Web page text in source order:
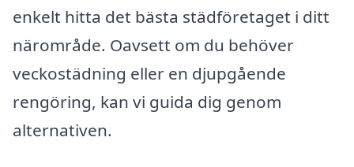
enkelt hitta det bästa städföretaget i ditt
närområde. Oavsett om du behöver
veckostädning eller en djupgående
rengöring, kan vi guida dig genom
alternativen.